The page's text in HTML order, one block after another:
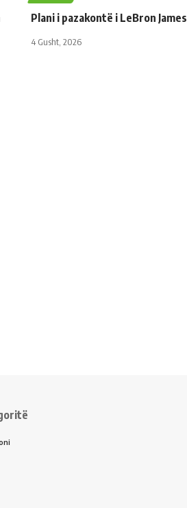
Plani i pazakontë i LeBron James
4 Gusht, 2026